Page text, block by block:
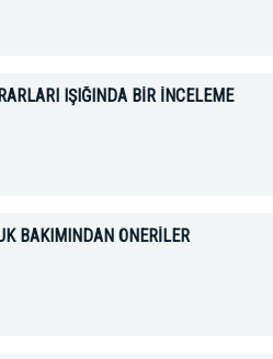
IŞIĞINDA BİR İNCELEME
BAKIMINDAN ÖNERİLER